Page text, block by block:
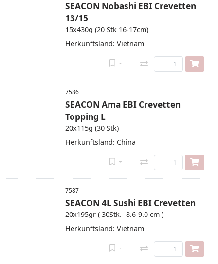
SEACON Nobashi EBI Crevetten
13/15
15x430g (20 Stk 16-17cm)
Herkunftsland: Vietnam
7586
SEACON Ama EBI Crevetten
Topping L
20x115g (30 Stk)
Herkunftsland: China
7587
SEACON 4L Sushi EBI Crevetten
20x195gr ( 30Stk.- 8.6-9.0 cm )
Herkunftsland: Vietnam